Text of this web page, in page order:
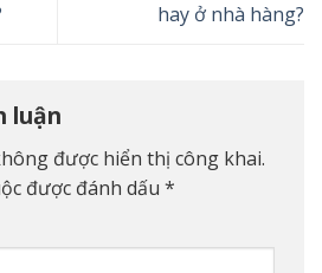
hay ở nhà hàng?
luận
được hiển thị công khai.
được đánh dấu *